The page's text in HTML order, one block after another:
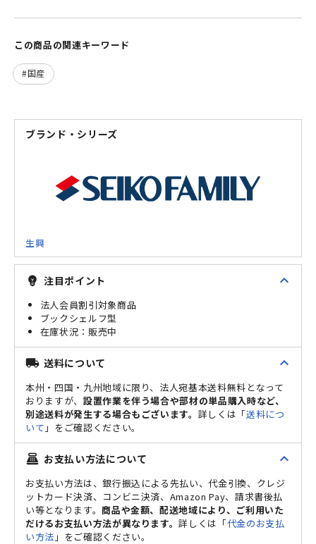
この商品の関連キーワード
国産
ブランド・シリーズ
生興
emoji_objects 注目ポイント expand_less
法人会員割引対象商品
ブックシェルフ型
販売中
local_shipping 送料について expand_less
本州・四国・九州地域に限り、法人宛基本送料無料となって
おりますが、 設置作業を伴う場合や部材の単品購入時など、
別途送料が発生する場合もございます。 詳しくは「送料につ
いて 」をご確認ください。
point_of_sale お支払い方法について expand_less
お支払い方法は、銀行振込による先払い、代金引換、クレジ
ットカード決済、コンビニ決済、Amazon Pay、請求書後払
い等となります。商品や金額、配送地域により、ご利用いた
だけるお支払い方法が異なります。詳しくは「代金のお支払
い方法 」をご確認ください。